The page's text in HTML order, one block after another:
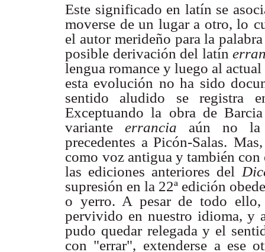
Este significado en latín se
moverse de un lugar a otro, lo
el autor merideño para la
posible derivación del latín
lengua romance y luego al
esta evolución no ha sido
sentido aludido se registra
Exceptuando la obra de
variante errancia aún no la
precedentes a Picón-Salas.
como voz antigua y también
las ediciones anteriores del
supresión en la 22ª edición
o yerro. A pesar de todo ello,
pervivido en nuestro idioma, y
pudo quedar relegada y el
con "errar", extenderse a ese